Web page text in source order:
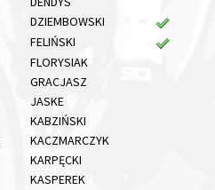
DZIEMBOWSKI
FELIŃSKI
FLORYSIAK
GRACJASZ
JASKE
KABZIŃSKI
KACZMARCZYK
KARPĘCKI
KASPEREK